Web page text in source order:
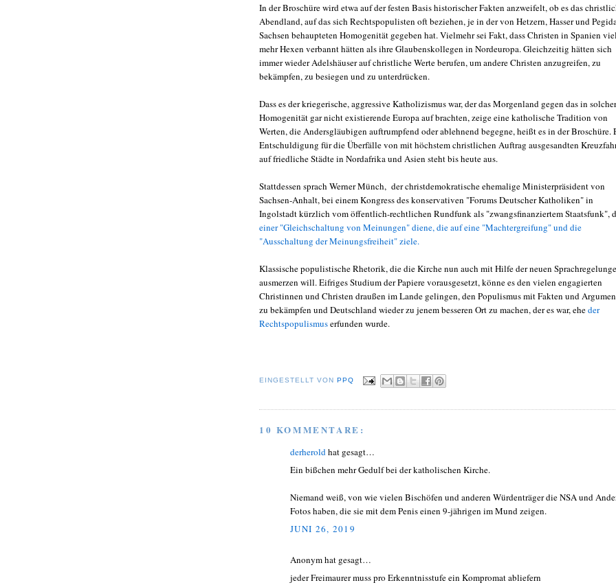
In der Broschüre wird etwa auf der festen Basis historischer Fakten anzweifelt, ob es das
Abendland, auf das sich Rechtspopulisten oft beziehen, je in der von Hetzern, Hasser und
Sachsen behaupteten Homogenität gegeben hat. Vielmehr sei Fakt, dass Christen in Spanien
mehr Hexen verbannt hätten als ihre Glaubenskollegen in Nordeuropa. Gleichzeitig hätten sich
immer wieder Adelshäuser auf christliche Werte berufen, um andere Christen anzugreifen, zu
bekämpfen, zu besiegen und zu unterdrücken.
Dass es der kriegerische, aggressive Katholizismus war, der das Morgenland gegen das in solcher
Homogenität gar nicht existierende Europa auf brachten, zeige eine katholische Tradition von
Werten, die Andersgläubigen auftrumpfend oder ablehnend begegne, heißt es in der Broschüre.
Entschuldigung für die Überfälle von mit höchstem christlichen Auftrag ausgesandten
auf friedliche Städte in Nordafrika und Asien steht bis heute aus.
Stattdessen sprach Werner Münch, der christdemokratische ehemalige Ministerpräsident von
Sachsen-Anhalt, bei einem Kongress des konservativen "Forums Deutscher Katholiken" in
Ingolstadt kürzlich vom öffentlich-rechtlichen Rundfunk als "zwangsfinanziertem Staatsfunk", d
einer "Gleichschaltung von Meinungen" diene, die auf eine "Machtergreifung" und die
"Ausschaltung der Meinungsfreiheit" ziele.
Klassische populistische Rhetorik, die die Kirche nun auch mit Hilfe der neuen
ausmerzen will. Eifriges Studium der Papiere vorausgesetzt, könne es den vielen engagierten
Christinnen und Christen draußen im Lande gelingen, den Populismus mit Fakten und
zu bekämpfen und Deutschland wieder zu jenem besseren Ort zu machen, der es war, eheder
Rechtspopulismuserfunden wurde.
EINGESTELLT VON PPQ
10 KOMMENTARE:
derheroldhat gesagt…
Ein bißchen mehr Gedulf bei der katholischen Kirche.
Niemand weiß, von wie vielen Bischöfen und anderen Würdenträger die NSA und
Fotos haben, die sie mit dem Penis einen 9-jährigen im Mund zeigen.
JUNI 26, 2019
Anonym hat gesagt…
jeder Freimaurer muss pro Erkenntnisstufe ein Kompromat abliefern